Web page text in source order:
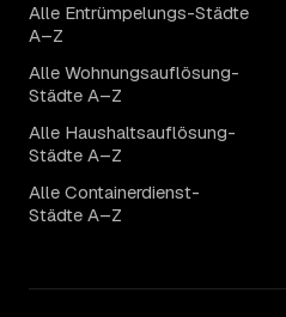
Alle Entrümpelungs-Städte
A–Z
Alle Wohnungsauflösung-
Städte A–Z
Alle Haushaltsauflösung-
Städte A–Z
Alle Containerdienst-
Städte A–Z